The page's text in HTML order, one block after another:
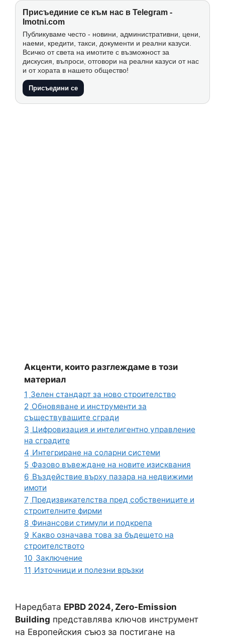
Присъединие се към нас в Telegram -
Imotni.com
Публикуваме често - новини, административни, цени,
наеми, кредити, такси, документи и реални казуси.
Всичко от света на имотите с възможност за
дискусия, въпроси, отговори на реални казуси от нас
и от хората в нашето общество!
Присъедини се
Акценти, които разглеждаме в този
материал
1 Зелен стандарт за ново строителство
2 Обновяване и инструменти за
съществуващите сгради
3 Цифровизация и интелигентно управление
на сградите
4 Интегриране на соларни системи
5 Фазово въвеждане на новите изисквания
6 Въздействие върху пазара на недвижими
имоти
7 Предизвикателства пред собствениците и
строителните фирми
8 Финансови стимули и подкрепа
9 Какво означава това за бъдещето на
строителството
10 Заключение
11 Източници и полезни връзки
Наредбата EPBD 2024, Zero-Emission
Building представлява ключов инструмент
на Европейския съюз за постигане на